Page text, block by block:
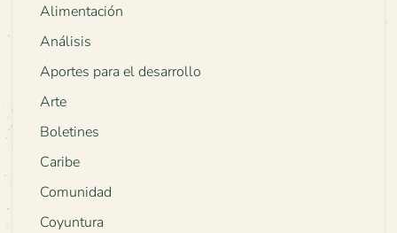
Alimentación
Análisis
Aportes para el desarrollo
Arte
Boletines
Caribe
Comunidad
Coyuntura